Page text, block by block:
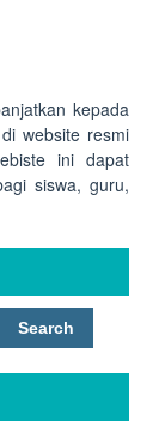
kepada
website resmi
ini dapat
siswa, guru,
Search